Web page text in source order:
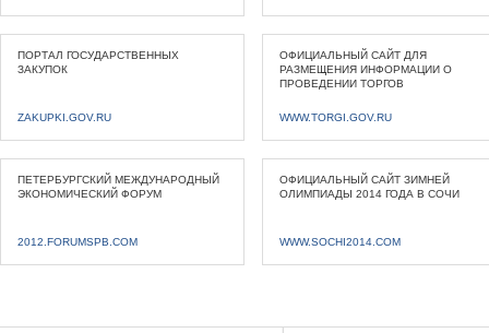
ПОРТАЛ ГОСУДАРСТВЕННЫХ
ЗАКУПОК
ZAKUPKI.GOV.RU
ОФИЦИАЛЬНЫЙ САЙТ ДЛЯ
РАЗМЕЩЕНИЯ ИНФОРМАЦИИ О
ПРОВЕДЕНИИ ТОРГОВ
WWW.TORGI.GOV.RU
ПЕТЕРБУРГСКИЙ МЕЖДУНАРОДНЫЙ
ЭКОНОМИЧЕСКИЙ ФОРУМ
2012.FORUMSPB.COM
ОФИЦИАЛЬНЫЙ САЙТ ЗИМНЕЙ
ОЛИМПИАДЫ 2014 ГОДА В СОЧИ
WWW.SOCHI2014.COM